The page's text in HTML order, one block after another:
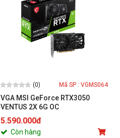
(0) Mã SP : VGMS064
VGA MSI GeForce RTX3050
VENTUS 2X 6G OC
5.590.000đ
Còn hàng